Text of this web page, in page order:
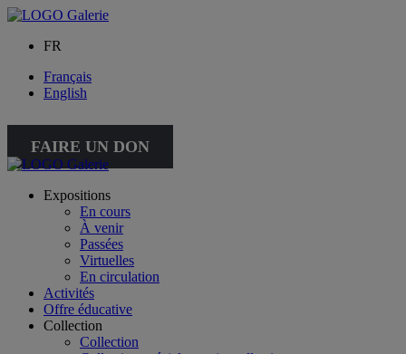
FR
Français
English
FAIRE UN DON
Expositions
En cours
À venir
Passées
Virtuelles
En circulation
Activités
Offre éducative
Collection
Collection